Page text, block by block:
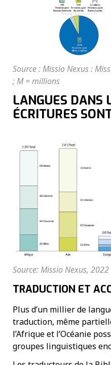
Source : Missio Nexus :
; M = millions
LANGUES DANS
ÉCRITURES
Source: Missio Nexus, 2022
TRADUCTION ET
Plus d’un millier de
traduction, même
l’Afrique et l’Océanie
groupes linguistiques